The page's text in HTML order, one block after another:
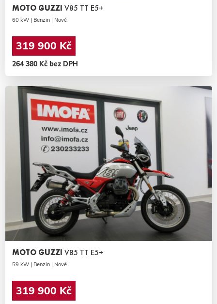
MOTO GUZZI V85 TT E5+
60 kW | Benzin | Nové
319 900 Kč
264 380 Kč bez DPH
MOTO GUZZI V85 TT E5+
59 kW | Benzin | Nové
319 900 Kč